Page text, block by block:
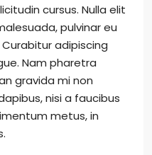
cursus. Nulla elit
pulvinar eu
adipiscing
Nam pharetra
gravida mi non
nisi a faucibus
metus, in